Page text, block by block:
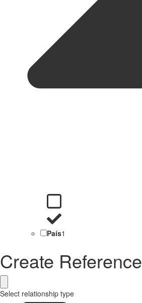
País1
Create Reference
Select relationship type